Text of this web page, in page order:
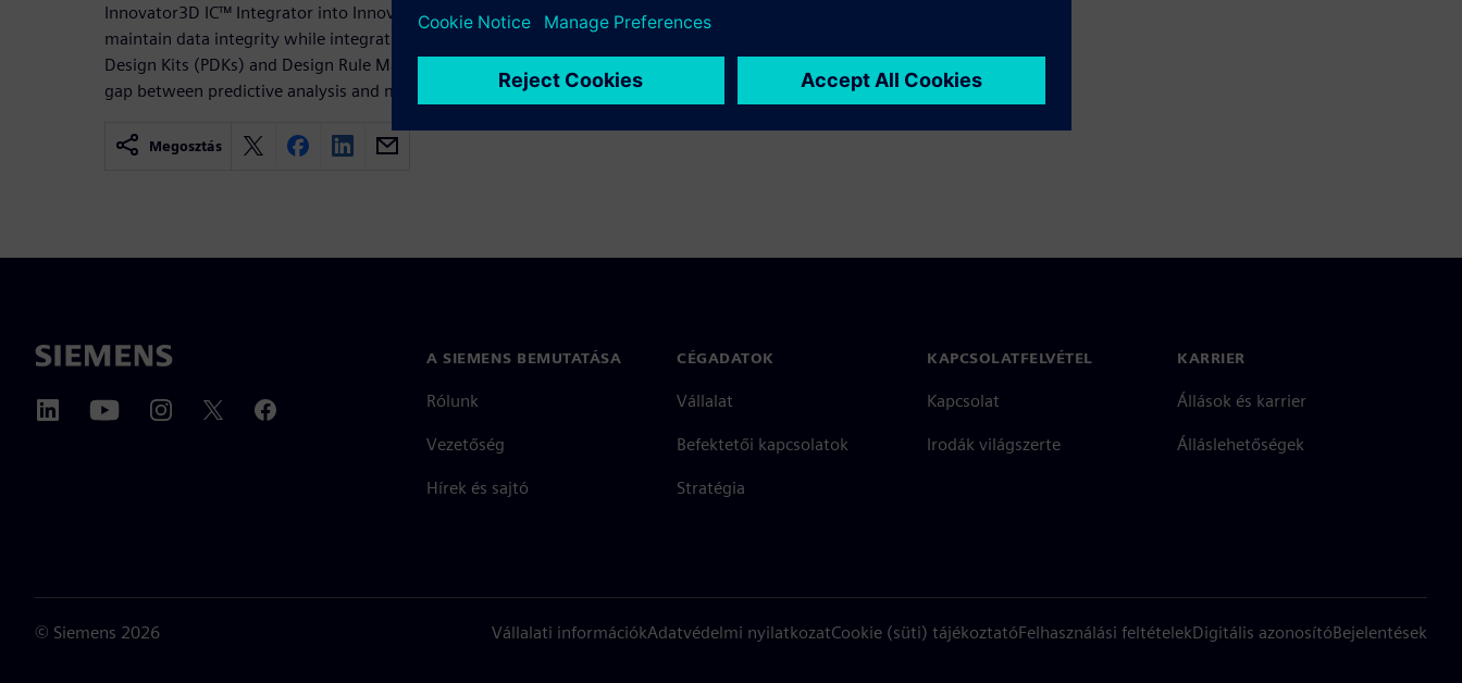
Innovator3D IC™ Integrator into Innovator3D IC Layout software, designers can
maintain data integrity while integrating essential foundry-specific Process
Design Kits (PDKs) and Design Rule Manuals (DRMs). Learn how to bridge the
gap between predictive analysis and manufacturing-ready layouts.
Megosztás
A SIEMENS BEMUTATÁSA
Rólunk
Vezetőség
Hírek és sajtó
CÉGADATOK
Vállalat
Befektetői kapcsolatok
Stratégia
KAPCSOLATFELVÉTEL
Kapcsolat
Irodák világszerte
KARRIER
Állások és karrier
Álláslehetőségek
© Siemens 2026 Vállalati információkAdatvédelmi nyilatkozatCookie (süti) tájékoztatóFelhasználási feltételekDigitális azonosítóBejelentések